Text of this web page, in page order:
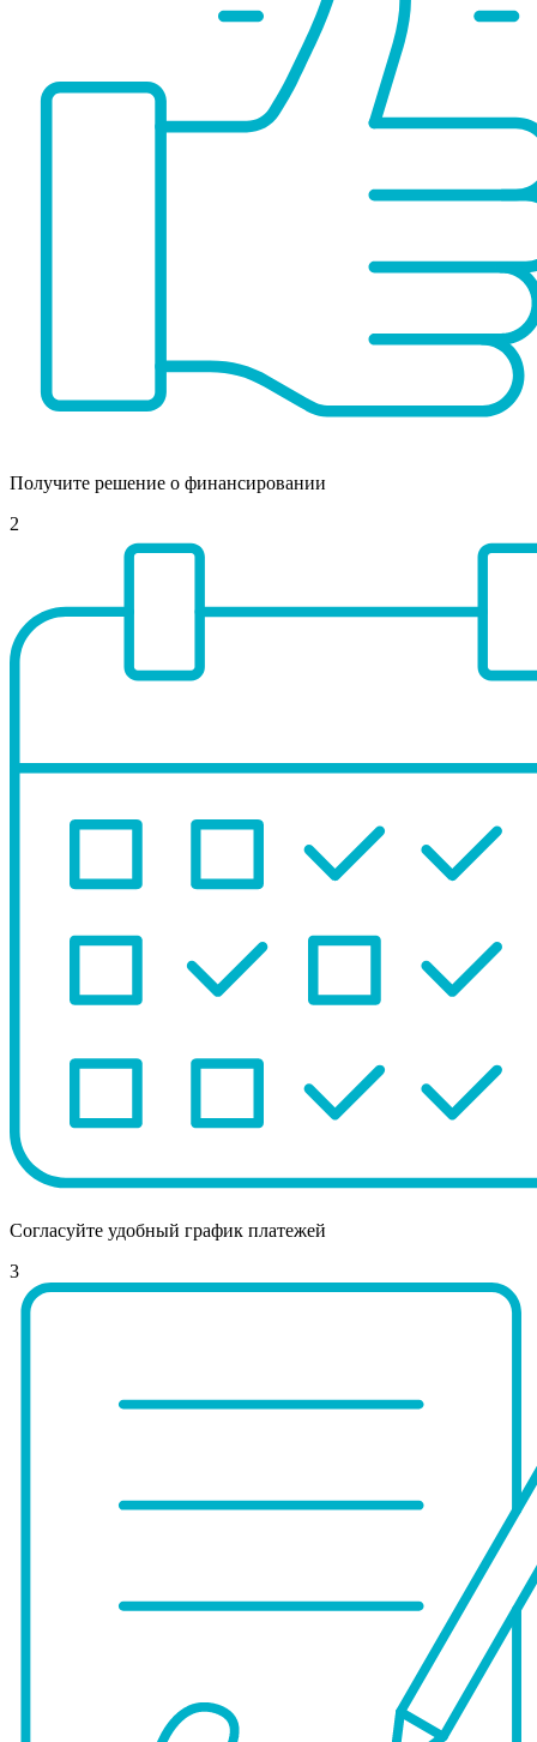
Получите решение о финансировании
2
Согласуйте удобный график платежей
3